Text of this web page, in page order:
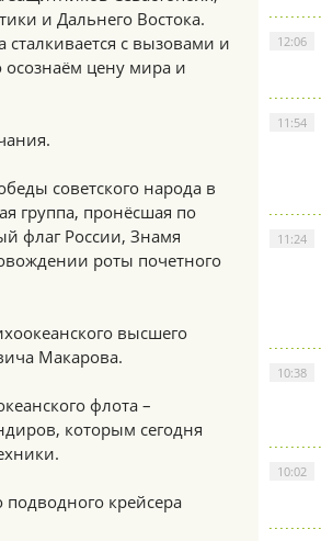
и Дальнего Востока.
с вызовами и
осознаём цену мира и
советского народа в
группа, пронёсшая по
флаг России, Знамя
роты почетного
высшего
Макарова.
флота –
которым сегодня
крейсера
12:06
11:54
11:24
10:38
10:02